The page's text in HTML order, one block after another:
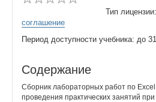
Тип лицензии:
соглашение
Период доступности учебника: до
Содержание
Сборник лабораторных работ по
проведения практических занятий